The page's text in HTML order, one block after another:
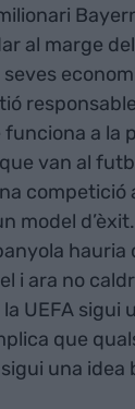
al marge
seves
a la
van al
model
hauria
i ara no
UEFA sigui
que
una idea